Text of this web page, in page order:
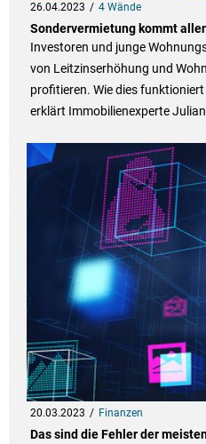
26.04.2023 4 Wände
Sondervermietung kommt
Investoren und junge
von Leitzinserhöhung und
profitieren. Wie dies
erklärt Immobilienexperte
20.03.2023 Finanzen
Das sind die Fehler der